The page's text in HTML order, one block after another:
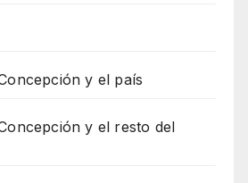
y el país
y el resto del